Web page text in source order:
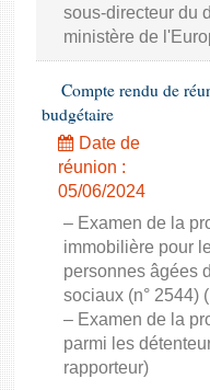
sous-directeur du
ministère de
Compte rendu de
budgétaire
Date de
réunion :
05/06/2024
– Examen de la
immobilière pour
personnes âgées
sociaux (n° 2544)
– Examen de la
parmi les
rapporteur)